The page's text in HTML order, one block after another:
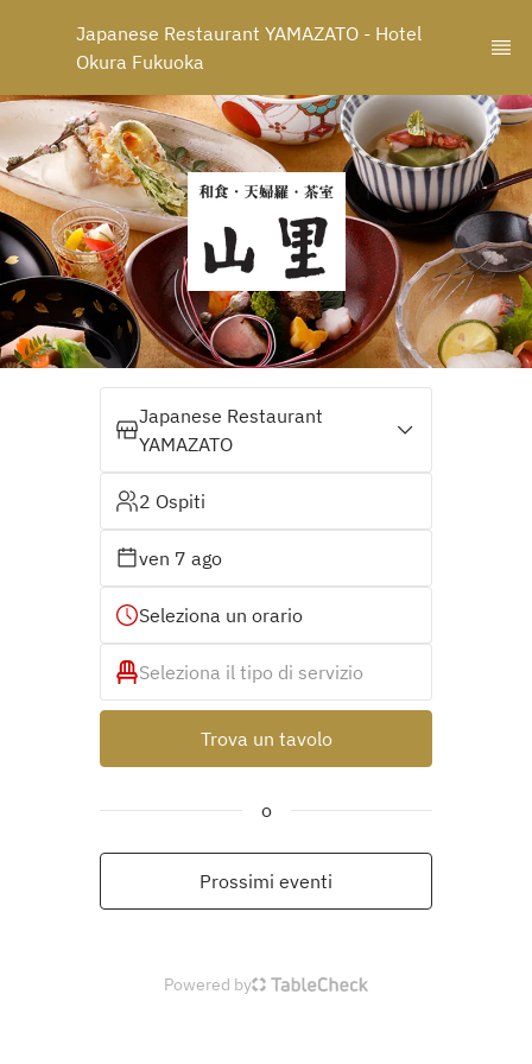
Japanese Restaurant YAMAZATO - Hotel
Okura Fukuoka
Japanese Restaurant
YAMAZATO
2 Ospiti
ven 7 ago
Seleziona un orario
Seleziona il tipo di servizio
Trova un tavolo
o
Prossimi eventi
Powered by